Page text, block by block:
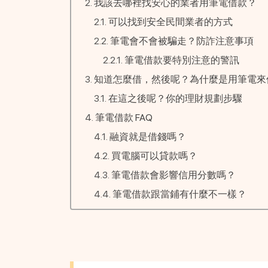
我該去哪裡找安心的業者用筆電借款？
可以找到安全民間業者的方式
筆電會不會被騙走？防詐注意事項
筆電借款要特別注意的警訊
知道怎麼借，然後呢？為什麼是用筆電
在這之後呢？你的理財規劃步驟
筆電借款 FAQ
融資就是借錢嗎？
買電腦可以貸款嗎？
筆電借款會影響信用分數嗎？
筆電借款跟當鋪有什麼不一樣？